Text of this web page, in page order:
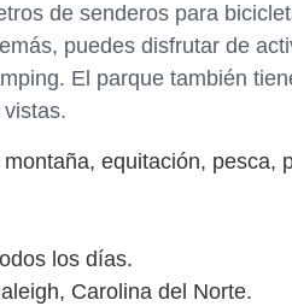
de senderos para
puedes disfrutar de
El parque también
equitación, pesca,
los días.
Carolina del Norte.